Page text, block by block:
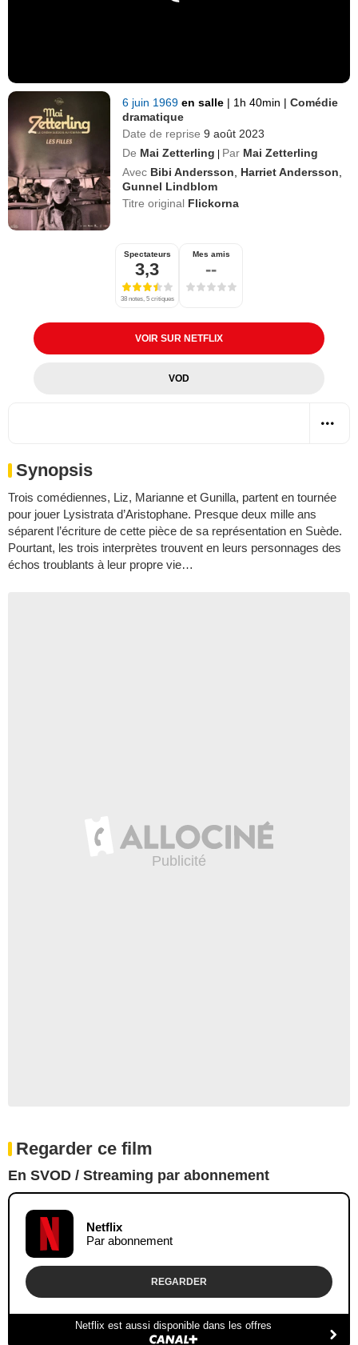
6 juin 1969en salle | 1h 40min | Comédie
dramatique
Date de reprise 9 août 2023
De Mai Zetterling | Par Mai Zetterling
Avec Bibi Andersson Harriet Andersson
Gunnel Lindblom
Titre original Flickorna
Spectateurs
3,3
38 notes, 5 critiques
Mes amis
--
VOIR SUR NETFLIX
VOD
Synopsis
Trois comédiennes, Liz, Marianne et Gunilla, partent en tournée
pour jouer Lysistrata d’Aristophane. Presque deux mille ans
séparent l’écriture de cette pièce de sa représentation en Suède.
Pourtant, les trois interprètes trouvent en leurs personnages des
échos troublants à leur propre vie…
Regarder ce film
En SVOD / Streaming par abonnement
Netflix
Par abonnement
REGARDER
Netflix est aussi disponible dans les offres